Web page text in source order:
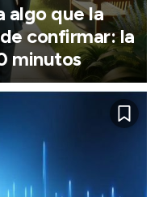
algo que la
confirmar: la
minutos